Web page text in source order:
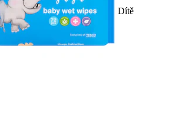
Dítě